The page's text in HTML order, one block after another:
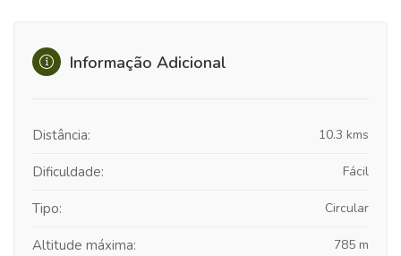
Informação Adicional
Distância: 10.3 kms
Dificuldade: Fácil
Tipo: Circular
Altitude máxima: 785 m